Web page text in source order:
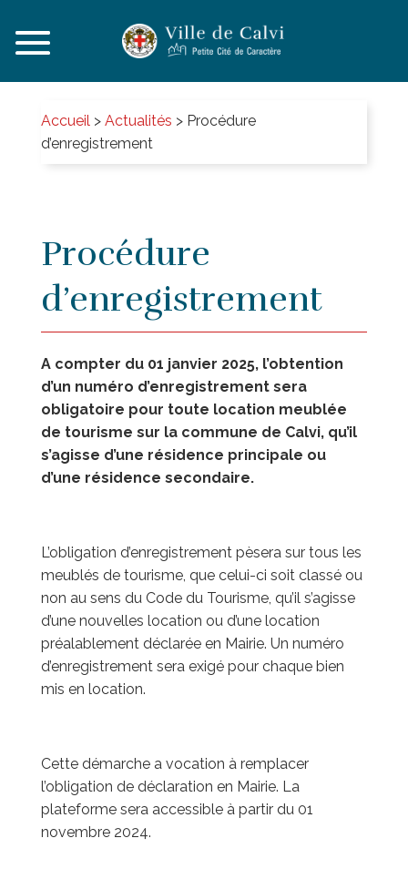
Accueil> Actualités > Procédure
d’enregistrement
Procédure
d’enregistrement
A compter du 01 janvier 2025, l’obtention
d’un numéro d’enregistrement sera
obligatoire pour toute location meublée
de tourisme sur la commune de Calvi, qu’il
s’agisse d’une résidence principale ou
d’une résidence secondaire.
L’obligation d’enregistrement pèsera sur tous les
meublés de tourisme, que celui-ci soit classé ou
non au sens du Code du Tourisme, qu’il s’agisse
d’une nouvelles location ou d’une location
préalablement déclarée en Mairie. Un numéro
d’enregistrement sera exigé pour chaque bien
mis en location.
Cette démarche a vocation à remplacer
l’obligation de déclaration en Mairie. La
plateforme sera accessible à partir du 01
novembre 2024.